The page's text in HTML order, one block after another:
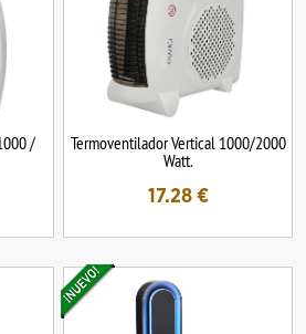
/
Termoventilador Vertical 1000/2000
Watt.
17.28€